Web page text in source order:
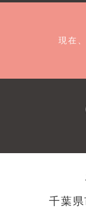
現在
千葉